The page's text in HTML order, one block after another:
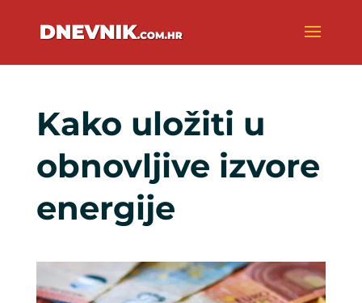
Kako uložiti u
obnovljive izvore
energije